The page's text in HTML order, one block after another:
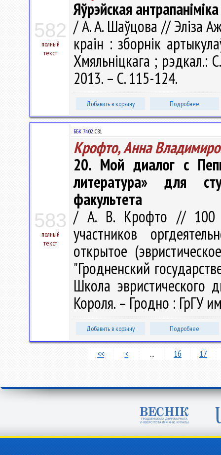
582
полный
текст
Яўрэйская
/ А. А. Шаўцова // Эліза
краін : зборнік
Хмяльніцкага ; рэдкал.:
2013. – С. 115-124.
Добавить в корзину Подробнее
583
полный
текст
ББК 74.02 С81
Крофто, Анна
20. Мой диалог с
литература» для
факультета
/ А. В. Крофто // 100
участников
открытое
"Гродненский
Школа
Короля. – Гродно : ГрГУ
Добавить в корзину Подробнее
<< < ... 16 17